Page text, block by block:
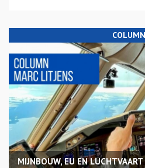
MIJNBOUW, EU EN LUCHTVAART